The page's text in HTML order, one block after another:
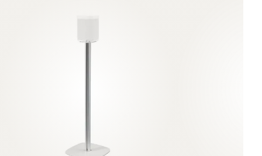
MÆRKER